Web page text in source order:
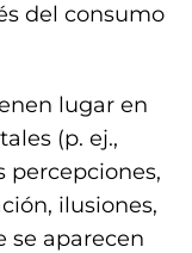
del consumo
lugar en
(p. ej.,
percepciones,
ilusiones,
se aparecen